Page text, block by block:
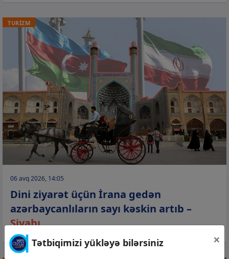
TURİZM
06 avq 2026, 14:05
Dini ziyarət üçün İrana gedən
azərbaycanlıların sayı kəskin artıb –
Siyahı
Tətbiqimizi yükləyə bilərsiniz ×